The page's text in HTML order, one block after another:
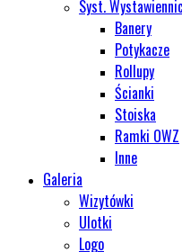
Syst.
Banery
Potykacze
Rollupy
Ścianki
Stoiska
Ramki OWZ
Inne
Galeria
Wizytówki
Ulotki
Logo